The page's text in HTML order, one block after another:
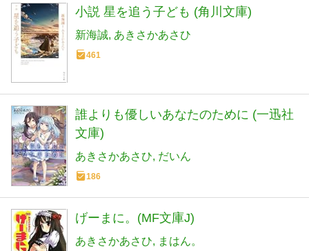
小説 星を追う子ども (角川文庫)
新海誠 あきさかあさひ
461
誰よりも優しいあなたのために (一迅社
文庫)
あきさかあさひ だいん
186
げーまに。(MF文庫J)
あきさかあさひ まはん。